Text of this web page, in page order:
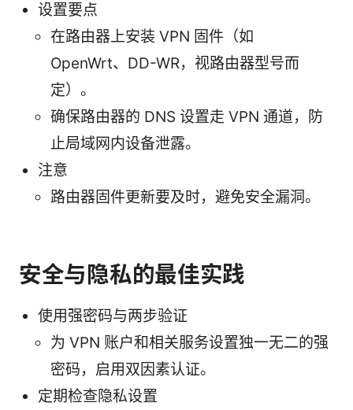
设置要点
在路由器上安装 VPN 固件（如
OpenWrt、DD-WR，视路由器型号而
定）。
确保路由器的 DNS 设置走 VPN 通道，防
止局域网内设备泄露。
注意
路由器固件更新要及时，避免安全漏洞。
安全与隐私的最佳实践
使用强密码与两步验证
为 VPN 账户和相关服务设置独一无二的强
密码，启用双因素认证。
定期检查隐私设置